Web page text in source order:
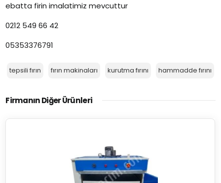
ebatta firin imalatimiz mevcuttur
0212 549 66 42
05353376791
tepsili fırın fırın makinaları kurutma fırını hammadde fırını
Firmanın Diğer Ürünleri